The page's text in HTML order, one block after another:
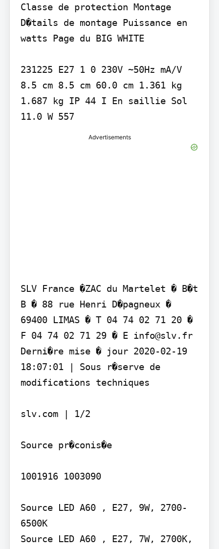
Classe de protection Montage
D�tails de montage Puissance en
watts Page du BIG WHITE
231225 E27 1 0 230V ~50Hz mA/V
8.5 cm 8.5 cm 60.0 cm 1.361 kg
1.687 kg IP 44 I En saillie Sol
11.0 W 557
Advertisements
SLV France �ZAC du Martelet � B�t
B � 88 rue Henri D�pagneux �
69400 LIMAS � T 04 74 02 71 20 �
F 04 74 02 71 29 � E info@slv.fr
Derni�re mise � jour 2020-02-19
18:07:01 | Sous r�serve de
modifications techniques
slv.com | 1/2
Source pr�conis�e
1001916 1003090
Source LED A60 , E27, 9W, 2700-
6500K
Source LED A60 , E27, 7W, 2700K,